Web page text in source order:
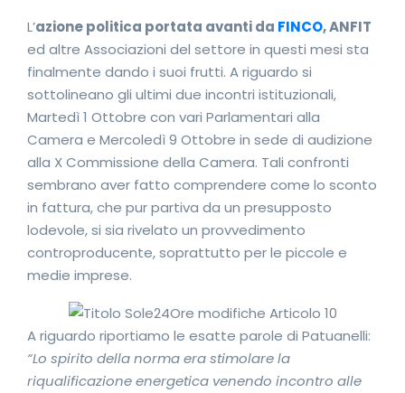
L’azione politica portata avanti da FINCO, ANFIT
ed altre Associazioni del settore in questi mesi sta
finalmente dando i suoi frutti. A riguardo si
sottolineano gli ultimi due incontri istituzionali,
Martedì 1 Ottobre con vari Parlamentari alla
Camera e Mercoledì 9 Ottobre in sede di audizione
alla X Commissione della Camera. Tali confronti
sembrano aver fatto comprendere come lo sconto
in fattura, che pur partiva da un presupposto
lodevole, si sia rivelato un provvedimento
controproducente, soprattutto per le piccole e
medie imprese.
A riguardo riportiamo le esatte parole di Patuanelli:
“Lo spirito della norma era stimolare la
riqualificazione energetica venendo incontro alle